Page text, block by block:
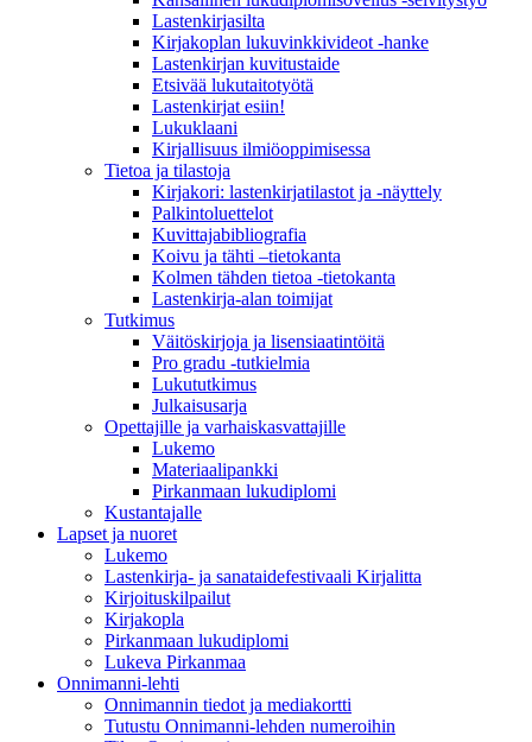
Lastenkirjasilta
Kirjakoplan lukuvinkkivideot -hanke
Lastenkirjan kuvitustaide
Etsivää lukutaitotyötä
Lastenkirjat esiin!
Lukuklaani
Kirjallisuus ilmiöoppimisessa
Tietoa ja tilastoja
Kirjakori: lastenkirjatilastot ja -näyttely
Palkintoluettelot
Kuvittaja­bibliografia
Koivu ja tähti –tietokanta
Kolmen tähden tietoa -tietokanta
Lastenkirja-alan toimijat
Tutkimus
Väitöskirjoja ja lisensiaatintöitä
Pro gradu -tutkielmia
Lukututkimus
Julkaisusarja
Opettajille ja varhaiskasvattajille
Lukemo
Materiaalipankki
Pirkanmaan lukudiplomi
Kustantajalle
Lapset ja nuoret
Lukemo
Lastenkirja- ja sanataidefestivaali Kirjalitta
Kirjoituskilpailut
Kirjakopla
Pirkanmaan lukudiplomi
Lukeva Pirkanmaa
Onnimanni-lehti
Onnimannin tiedot ja mediakortti
Tutustu Onnimanni-lehden numeroihin